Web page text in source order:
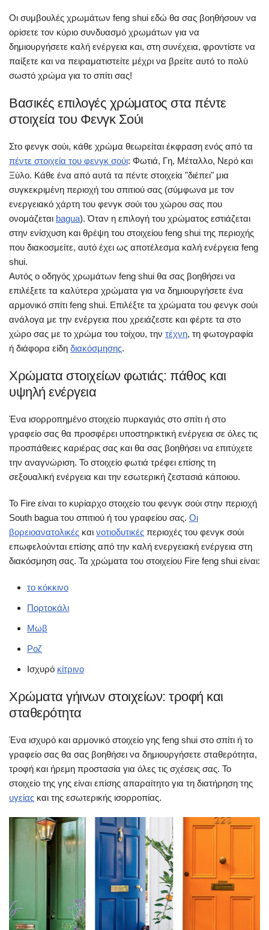
Οι συμβουλές χρωμάτων feng shui εδώ θα σας βοηθήσουν να
ορίσετε τον κύριο συνδυασμό χρωμάτων για να
δημιουργήσετε καλή ενέργεια και, στη συνέχεια, φροντίστε να
παίξετε και να πειραματιστείτε μέχρι να βρείτε αυτό το πολύ
σωστό χρώμα για το σπίτι σας!
Βασικές επιλογές χρώματος στα πέντε
στοιχεία του Φενγκ Σούι
Στο φενγκ σούι, κάθε χρώμα θεωρείται έκφραση ενός από τα
πέντε στοιχεία του φενγκ σούι: Φωτιά, Γη, Μέταλλο, Νερό και
Ξύλο. Κάθε ένα από αυτά τα πέντε στοιχεία "διέπει" μια
συγκεκριμένη περιοχή του σπιτιού σας (σύμφωνα με τον
ενεργειακό χάρτη του φενγκ σούι του χώρου σας που
ονομάζεται bagua). Όταν η επιλογή του χρώματος εστιάζεται
στην ενίσχυση και θρέψη του στοιχείου feng shui της περιοχής
που διακοσμείτε, αυτό έχει ως αποτέλεσμα καλή ενέργεια feng
shui.
Αυτός ο οδηγός χρωμάτων feng shui θα σας βοηθήσει να
επιλέξετε τα καλύτερα χρώματα για να δημιουργήσετε ένα
αρμονικό σπίτι feng shui. Επιλέξτε τα χρώματα του φενγκ σούι
ανάλογα με την ενέργεια που χρειάζεστε και φέρτε τα στο
χώρο σας με το χρώμα του τοίχου, την τέχνη, τη φωτογραφία
ή διάφορα είδη διακόσμησης.
Χρώματα στοιχείων φωτιάς: πάθος και
υψηλή ενέργεια
Ένα ισορροπημένο στοιχείο πυρκαγιάς στο σπίτι ή στο
γραφείο σας θα προσφέρει υποστηρικτική ενέργεια σε όλες τις
προσπάθειες καριέρας σας και θα σας βοηθήσει να επιτύχετε
την αναγνώριση. Το στοιχείο φωτιά τρέφει επίσης τη
σεξουαλική ενέργεια και την εσωτερική ζεστασιά κάποιου.
Το Fire είναι το κυρίαρχο στοιχείο του φενγκ σούι στην περιοχή
South bagua του σπιτιού ή του γραφείου σας. Οι
βορειοανατολικές και νοτιοδυτικές περιοχές του φενγκ σούι
επωφελούνται επίσης από την καλή ενεργειακή ενέργεια στη
διακόσμηση σας. Τα χρώματα του στοιχείου Fire feng shui είναι:
το κόκκινο
Πορτοκάλι
Μωβ
Ροζ
Ισχυρό κίτρινο
Χρώματα γήινων στοιχείων: τροφή και
σταθερότητα
Ένα ισχυρό και αρμονικό στοιχείο γης feng shui στο σπίτι ή το
γραφείο σας θα σας βοηθήσει να δημιουργήσετε σταθερότητα,
τροφή και ήρεμη προστασία για όλες τις σχέσεις σας. Το
στοιχείο της γης είναι επίσης απαραίτητο για τη διατήρηση της
υγείας και της εσωτερικής ισορροπίας.